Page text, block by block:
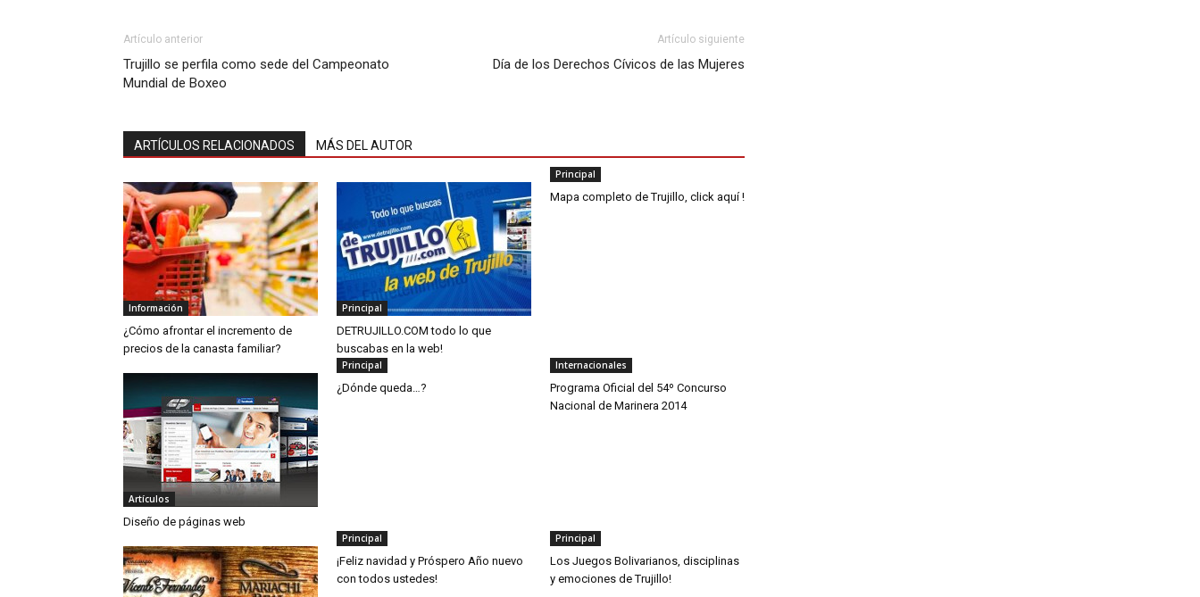
Artículo anterior
Trujillo se perfila como sede del Campeonato
Mundial de Boxeo
Artículo siguiente
Día de los Derechos Cívicos de las Mujeres
ARTÍCULOS RELACIONADOS MÁS DEL AUTOR
Información
¿Cómo afrontar el incremento de
precios de la canasta familiar?
Principal
DETRUJILLO.COM todo lo que
buscabas en la web!
Principal
Mapa completo de Trujillo, click aquí !
Artículos
Diseño de páginas web
Principal
¿Dónde queda…?
Internacionales
Programa Oficial del 54º Concurso
Nacional de Marinera 2014
Principal
¡Feliz navidad y Próspero Año nuevo
con todos ustedes!
Principal
Los Juegos Bolivarianos, disciplinas
y emociones de Trujillo!